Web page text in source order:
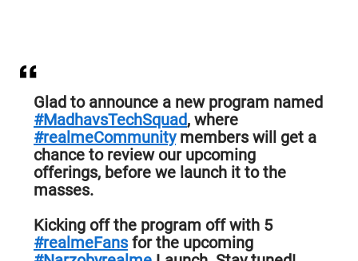
Glad to announce a new program named
#MadhavsTechSquad, where
#realmeCommunitymembers will get a
chance to review our upcoming
offerings, before we launch it to the
masses.
Kicking off the program off with 5
#realmeFansfor the upcoming